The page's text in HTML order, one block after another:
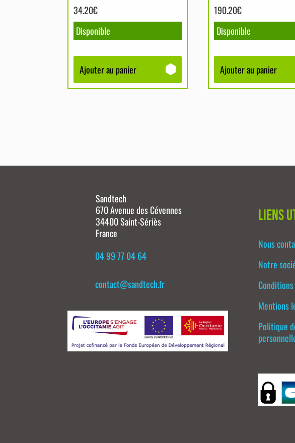
34.20€
Disponible
Ajouter au panier
190.20€
Disponible
Ajouter au panier
Sandtech
670 Avenue des Cévennes
34400 Saint-Sériès
France
04 99 77 04 64
contact@sandtech.fr
Liens
Nous
Notre
Mentions
Politique